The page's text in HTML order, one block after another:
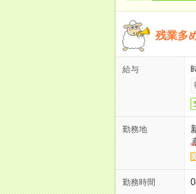
残業多
給与
勤務地
勤務時間